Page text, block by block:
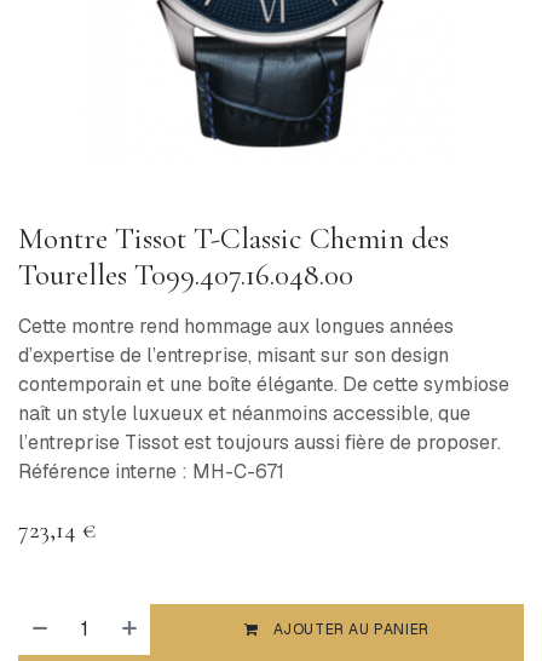
Montre Tissot T-Classic Chemin des
Tourelles T099.407.16.048.00
Cette montre rend hommage aux longues années
d’expertise de l’entreprise, misant sur son design
contemporain et une boîte élégante. De cette symbiose
naît un style luxueux et néanmoins accessible, que
l’entreprise Tissot est toujours aussi fière de proposer.
Référence interne : MH-C-671
723,14 €
AJOUTER AU PANIER